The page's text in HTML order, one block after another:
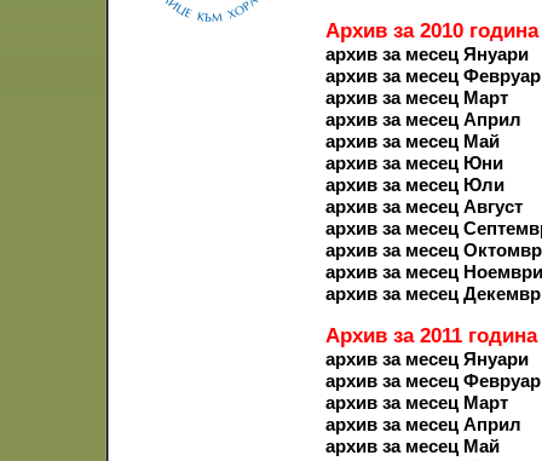
Архив за 2010 година
архив за месец Януари
архив за месец
архив за месец Март
архив за месец Април
архив за месец Май
архив за месец Юни
архив за месец Юли
архив за месец Август
архив за месец
архив за месец
архив за месец Ноември
архив за месец
Архив за 2011 година
архив за месец Януари
архив за месец
архив за месец Март
архив за месец Април
архив за месец Май